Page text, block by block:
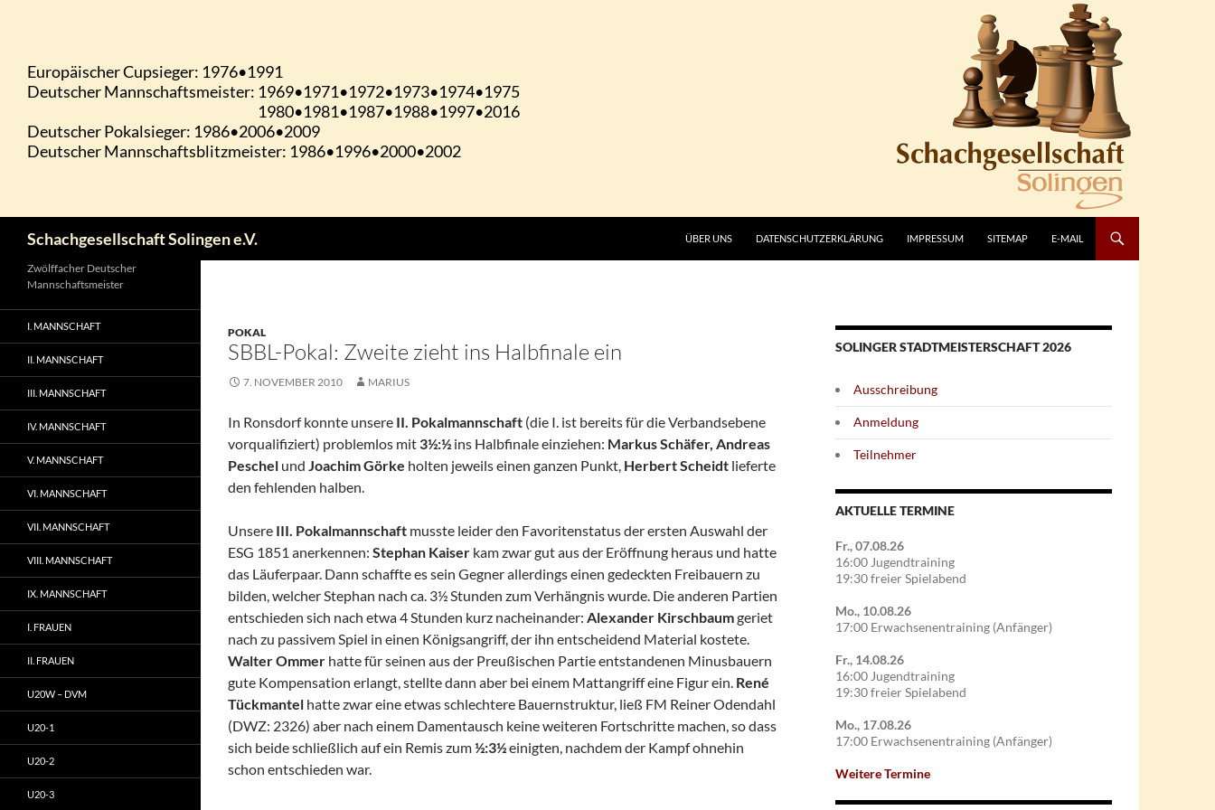
Schachgesellschaft Solingen e.V. ÜBER UNS DATENSCHUTZERKLÄRUNG IMPRESSUM SITEMAP E-MAIL
POKAL
SBBL-Pokal: Zweite zieht ins Halbfinale ein
7. NOVEMBER 2010 MARIUS
In Ronsdorf konnte unsere II. Pokalmannschaft (die I. ist bereits für die Verbandsebene
vorqualifiziert) problemlos mit 3½:½ ins Halbfinale einziehen: Markus Schäfer, Andreas
Peschel und Joachim Görke holten jeweils einen ganzen Punkt, Herbert Scheidt lieferte
den fehlenden halben.
Unsere III. Pokalmannschaft musste leider den Favoritenstatus der ersten Auswahl der
ESG 1851 anerkennen: Stephan Kaiser kam zwar gut aus der Eröffnung heraus und hatte
das Läuferpaar. Dann schaffte es sein Gegner allerdings einen gedeckten Freibauern zu
bilden, welcher Stephan nach ca. 3½ Stunden zum Verhängnis wurde. Die anderen Partien
entschieden sich nach etwa 4 Stunden kurz nacheinander: Alexander Kirschbaumgeriet
nach zu passivem Spiel in einen Königsangriff, der ihn entscheidend Material kostete.
Walter Ommer hatte für seinen aus der Preußischen Partie entstandenen Minusbauern
gute Kompensation erlangt, stellte dann aber bei einem Mattangriff eine Figur ein. René
Tückmantel hatte zwar eine etwas schlechtere Bauernstruktur, ließ FM Reiner Odendahl
(DWZ: 2326) aber nach einem Damentausch keine weiteren Fortschritte machen, so dass
sich beide schließlich auf ein Remis zum½:3½einigten, nachdem der Kampf ohnehin
schon entschieden war.
SOLINGER STADTMEISTERSCHAFT 2026
Ausschreibung
Anmeldung
Teilnehmer
AKTUELLE TERMINE
Fr., 07.08.26
16:00 Jugendtraining
19:30 freier Spielabend
Mo., 10.08.26
17:00 Erwachsenentraining (Anfänger)
Fr., 14.08.26
16:00 Jugendtraining
19:30 freier Spielabend
Mo., 17.08.26
17:00 Erwachsenentraining (Anfänger)
Weitere Termine
Zwölffacher Deutscher
Mannschaftsmeister
I. MANNSCHAFT
II. MANNSCHAFT
III. MANNSCHAFT
IV. MANNSCHAFT
V. MANNSCHAFT
VI. MANNSCHAFT
VII. MANNSCHAFT
VIII. MANNSCHAFT
IX. MANNSCHAFT
I. FRAUEN
II. FRAUEN
U20W – DVM
U20-1
U20-2
U20-3